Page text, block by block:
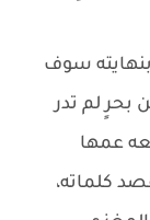
سوف
بحرٍ لم تدر
عمها
كلماته،